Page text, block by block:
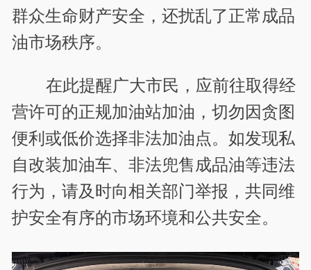
群众生命财产安全，还扰乱了正常成品
油市场秩序。
在此提醒广大市民，应前往取得经
营许可的正规加油站加油，切勿因贪图
便利或低价选择非法加油点。如发现私
自改装加油车、非法兜售成品油等违法
行为，请及时向相关部门举报，共同维
护安全有序的市场环境和公共安全。